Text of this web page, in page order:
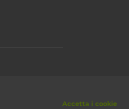
Accetta i cookie